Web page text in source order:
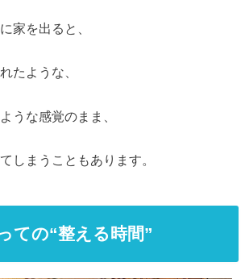
家を出ると、
たような、
うな感覚のまま、
しまうこともあります。
ての“整える時間”